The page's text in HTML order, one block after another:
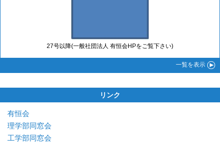
27号以降(一般社団法人 有恒会HPをご覧下さい)
一覧を表示
リンク
有恒会
理学部同窓会
工学部同窓会